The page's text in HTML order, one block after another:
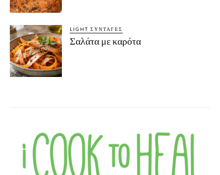
LIGHT ΣΥΝΤΑΓΈΣ
Σαλάτα με καρότα